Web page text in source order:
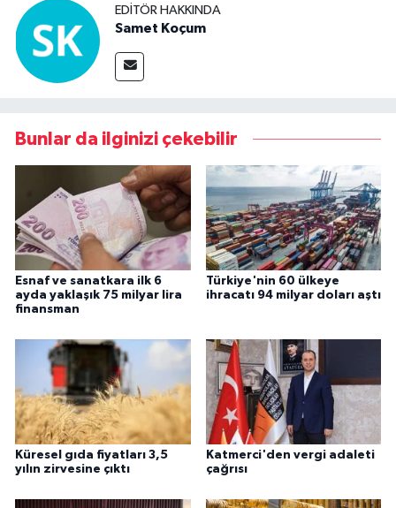
EDITÖR HAKKINDA
Samet Koçum
Bunlar da ilginizi çekebilir
Esnaf ve sanatkara ilk 6
ayda yaklaşık 75 milyar lira
finansman
Türkiye'nin 60 ülkeye
ihracatı 94 milyar doları aştı
Küresel gıda fiyatları 3,5
yılın zirvesine çıktı
Katmerci'den vergi adaleti
çağrısı